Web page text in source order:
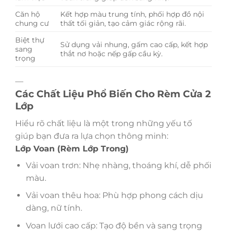
Căn hộ
chung cư
Kết hợp màu trung tính, phối hợp đồ nội
thất tối giản, tạo cảm giác rộng rãi.
Biệt thự
sang
trọng
Sử dụng vải nhung, gấm cao cấp, kết hợp
thắt nơ hoặc nếp gấp cầu kỳ.
—
Các Chất Liệu Phổ Biến Cho Rèm Cửa 2
Lớp
Hiểu rõ chất liệu là một trong những yếu tố
giúp bạn đưa ra lựa chọn thông minh:
Lớp Voan (Rèm Lớp Trong)
Vải voan trơn: Nhẹ nhàng, thoáng khí, dễ phối
màu.
Vải voan thêu hoa: Phù hợp phong cách dịu
dàng, nữ tính.
Voan lưới cao cấp: Tạo độ bền và sang trọng